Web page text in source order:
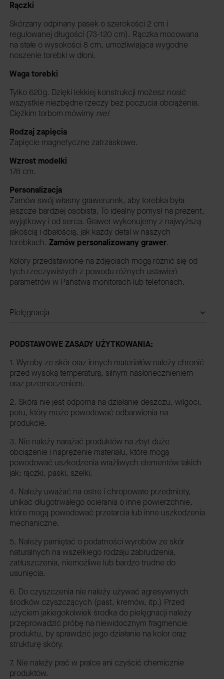
Rączki
Skórzany odpinany pasek o szerokości 2 cm i
regulowanej długości (73-120 cm). Rączka mocowana
na stałe o wysokości 8 cm, umożliwiająca wygodne
noszenie torebki w dłoni.
Waga torebki
Tylko 620g. Dzięki lekkiej konstrukcji możesz nosić
wszystkie niezbędne rzeczy bez poczucia obciążenia.
Ciężkim torbom mówimynie!
Rodzaj zapięcia
Zapięcie magnetyczne zatrzaskowe.
Wzrost modelki
178 cm.
Personalizacja
Zamów swój własny grawerunek, aby torebka była
jeszcze bardziej osobista. To idealny pomysł na prezent,
wyjątkowy i od serca. Grawer wykonujemy z najwyższą
jakością i dbałością, jak każdy detal w naszych
torebkach. Zamów personalizowany grawer.
Kolory przedstawione na zdjęciach mogą różnić się od
tych rzeczywistych z powodu różnych ustawień
parametrów w Państwa monitorach lub telefonach.
Pielęgnacja
PODSTAWOWE ZASADY UŻYTKOWANIA:
1. Wyroby ze skór oraz innych materiałów należy chronić
przed wysoką temperaturą, silnym nasłonecznieniem
oraz przemoczeniem.
2. Skóra nie jest odporna na działanie deszczu, wilgoci,
potu, który może powodować odbarwienia na
produkcie.
3. Nie należy narażać produktów na zbyt duże
obciążenie i naprężenie materiału, które mogą
powodować uszkodzenia wrażliwych elementów takich
jak: rączki, paski, szelki.
4. Należy uważać na ostre i chropowate przedmioty,
unikać długotrwałego ocierania o inne powierzchnie,
które mogą powodować przetarcia lub inne uszkodzenia
mechaniczne.
5. Należy pamiętać o podatności wyrobów ze skór
naturalnych na wszelkiego rodzaju zabrudzenia,
zatłuszczenia, niemożliwe lub bardzo trudne do
usunięcia.
6. Do czyszczenia nie należy używać agresywnych
środków czyszczących (past, kremów, itp.) Przed
użyciem jakiegokolwiek środka do pielęgnacji należy
przeprowadzić próbę na niewidocznym fragmencie
produktu, by sprawdzić jego działanie na kolor oraz
strukturę skóry.
7. Nie należy prać w pralce ani czyścić chemicznie
produktów.